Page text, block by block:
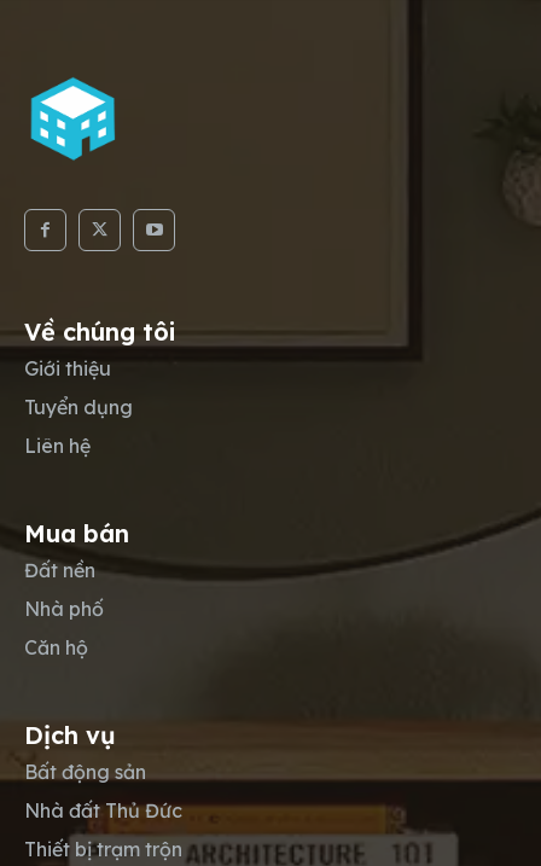
Về chúng tôi
Giới thiệu
Tuyển dụng
Liên hệ
Mua bán
Đất nền
Nhà phố
Căn hộ
Dịch vụ
Bất động sản
Nhà đất Thủ Đức
Thiết bị trạm trộn